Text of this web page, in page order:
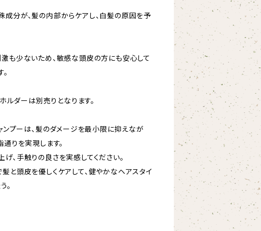
成分が、髪の内部からケアし、白髪の原因を予
激も少ないため、敏感な頭皮の方にも安心して
ルダーは別売りとなります。
プーは、髪のダメージを最小限に抑えなが
通りを実現します。
、手触りの良さを実感してください。
と頭皮を優しくケアして、健やかなヘアスタイ
。